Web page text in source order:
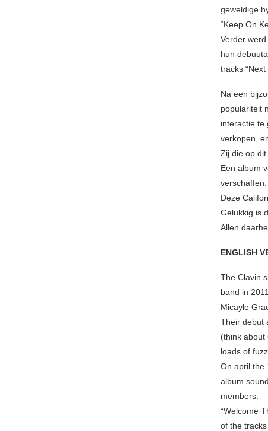
geweldige
“Keep On
Verder
hun
tracks “Next
Na een
populariteit
interactie te
verkopen,
Zij die op
Een album
verschaffen.
Deze
Gelukkig is
Allen
ENGLISH
The Clavin
band in
Micayle
Their debut
(think about
loads of
On april the
album
members.
“Welcome
of the